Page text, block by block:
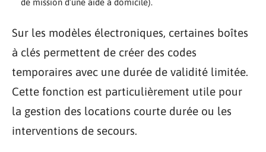
Sur les modèles électroniques, certaines boîtes
à clés permettent de créer des codes
temporaires avec une durée de validité limitée.
Cette fonction est particulièrement utile pour
la gestion des locations courte durée ou les
interventions de secours.